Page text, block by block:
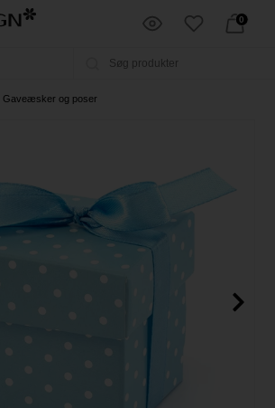
0
Gaveæsker og poser